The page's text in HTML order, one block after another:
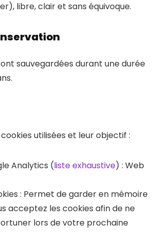
libre, clair et sans équivoque.
sauvegardées durant une durée
utilisées et leur objectif :
Analytics (liste exhaustive) : Web
: Permet de garder en mémoire
acceptez les cookies afin de ne
lors de votre prochaine